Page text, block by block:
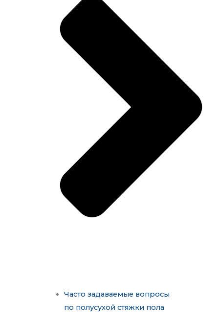
Часто задаваемые вопросы
по полусухой стяжки пола